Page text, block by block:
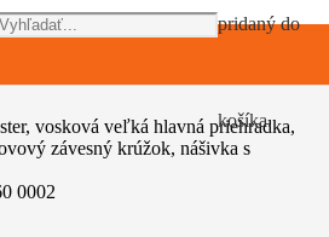
search pridaný do
košíka.
vosková veľká hlavná priehradka,
závesný krúžok, nášivka s
0002